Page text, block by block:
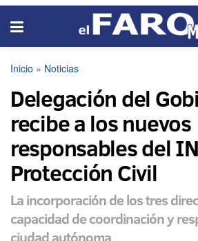
Inicio » Noticias
Delegación del
recibe a los nuevos
responsables del
Protección Civil
La incorporación de los tres
capacidad de coordinación y
ciudad autónoma